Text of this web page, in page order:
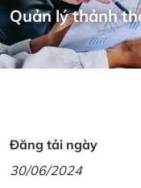
Quản lý thảnh
Đăng tải ngày
30/06/2024